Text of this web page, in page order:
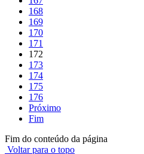
168
169
170
171
172
173
174
175
176
Próximo
Fim
Fim do conteúdo da página
Voltar para o topo